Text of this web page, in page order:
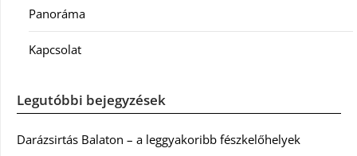
Panoráma
Kapcsolat
Legutóbbi bejegyzések
Darázsirtás Balaton – a leggyakoribb fészkelőhelyek